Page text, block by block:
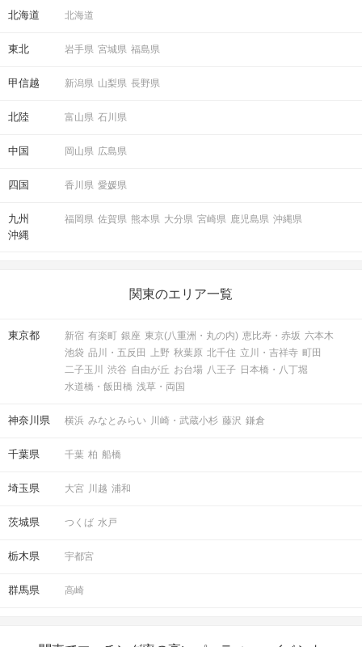
北海道 北海道
東北 岩手県 宮城県 福島県
甲信越 新潟県 山梨県 長野県
北陸 富山県 石川県
中国 岡山県 広島県
四国 香川県 愛媛県
九州
沖縄
福岡県 佐賀県 熊本県 大分県 宮崎県 鹿児島県 沖縄県
関東のエリア一覧
東京都 新宿 有楽町 銀座 東京(八重洲・丸の内) 恵比寿・赤坂 六本木
池袋 品川・五反田 上野 秋葉原 北千住 立川・吉祥寺 町田
二子玉川
渋谷 自由が丘 お台場 八王子 日本橋・八丁堀
水道橋・飯田橋 浅草・両国
神奈川県 横浜 みなとみらい 川崎・武蔵小杉 藤沢 鎌倉
千葉県 千葉 柏 船橋
埼玉県 大宮 川越 浦和
茨城県 つくば 水戸
栃木県 宇都宮
群馬県 高崎